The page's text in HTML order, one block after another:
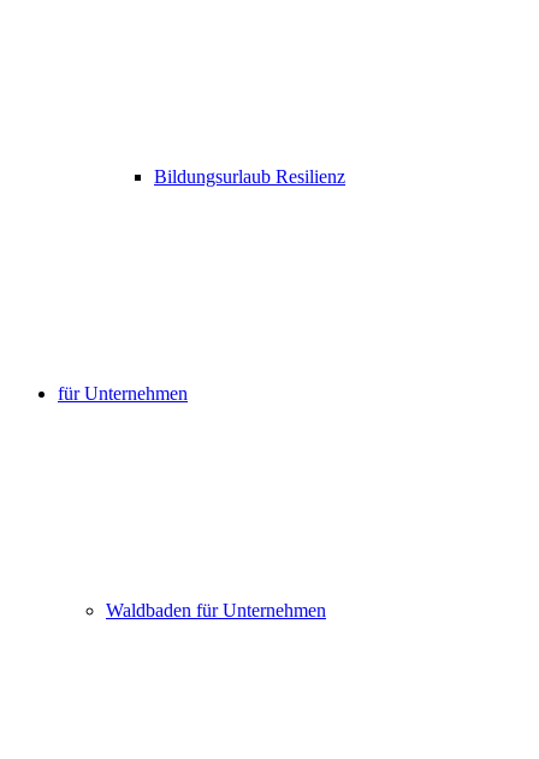
Bildungsurlaub Resilienz
für Unternehmen
Waldbaden für Unternehmen